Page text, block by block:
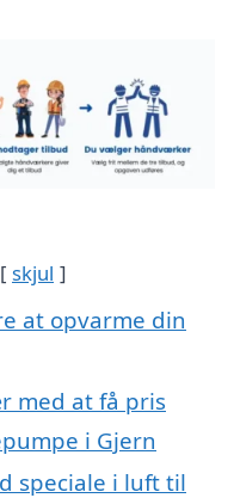
skjul
at opvarme din
med at få pris
i Gjern
speciale i luft til